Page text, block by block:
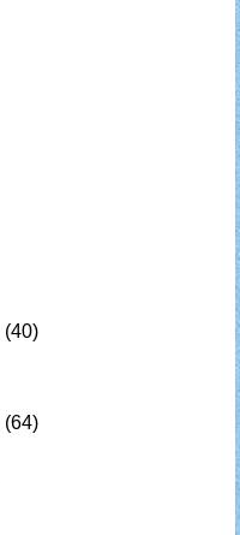
(40)
(64)